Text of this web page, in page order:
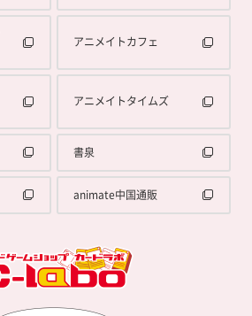
アニメイトカフェ
アニメイトタイムズ
書泉
animate中国通販